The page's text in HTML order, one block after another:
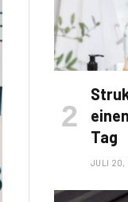
Tag
JULI 20,